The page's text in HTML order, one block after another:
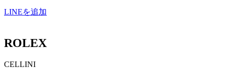
LINEを追加
ROLEX
CELLINI